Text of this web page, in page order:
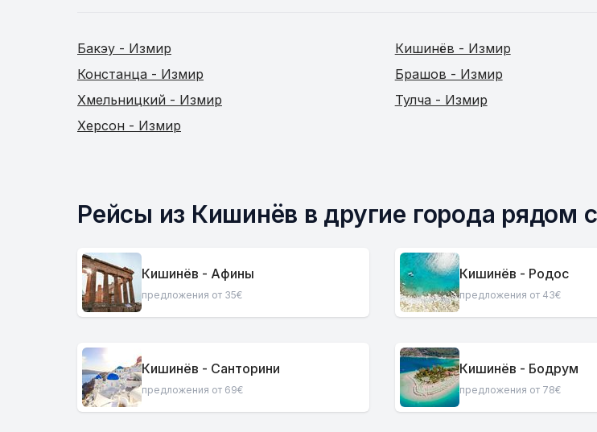
Бакэу - Измир Кишинёв - Измир
Констанца - Измир
Брашов - Измир
Хмельницкий - Измир
Тулча - Измир
Херсон - Измир
Рейсы из Кишинёв в другие города рядом
Кишинёв - Афины
предложения от 35€
Кишинёв - Родос
предложения от 43€
Кишинёв - Санторини
предложения от 69€
Кишинёв - Бодрум
предложения от 78€